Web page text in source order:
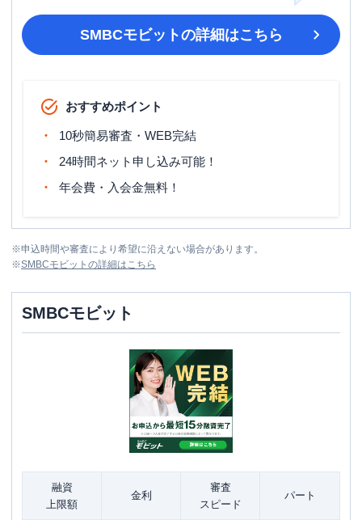
SMBCモビットの詳細はこちら
おすすめポイント
10秒簡易審査・WEB完結
24時間ネット申し込み可能！
年会費・入会金無料！
※申込時間や審査により希望に沿えない場合があります。
※SMBCモビット の詳細はこちら
SMBCモビット
融資
上限額
金利
審査
スピード
パート